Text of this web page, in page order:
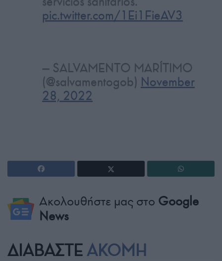
pic.twitter.com/1Ei1FieAV3
— SALVAMENTO MARÍTIMO
(@salvamentogob) November
28, 2022
Ακολουθήστε μας στο Google
News
ΔΙΑΒΑΣΤΕ ΑΚΟΜΗ